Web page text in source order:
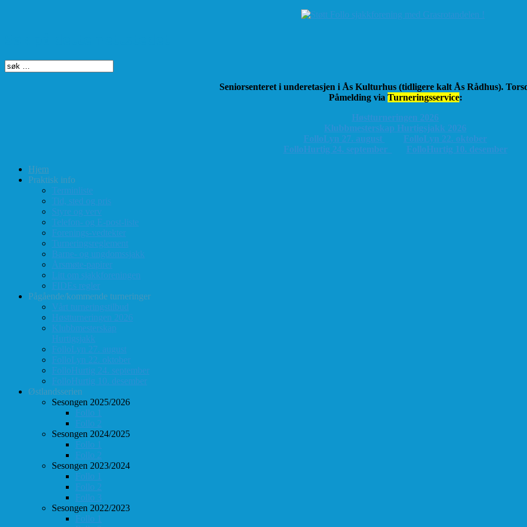
Seniorsenteret i underetasjen i Ås Kulturhus (tidligere kalt Ås Rådhus).
Påmelding via Turneringsservice:
Høstturneringen 2026
Klubbmesterskap Hurtigsjakk 2026
FolloLyn 27. august
FolloLyn 22. oktober
FolloHurtig 24. september
FolloHurtig 10. desember
Hjem
Praktisk info
Terminliste
Tid, sted og pris
Styre og verv
Telefon- og E-post-liste
Forenings-vedtekter
Turneringsreglement
Barne- og ungdomssjakk
Årsmøte-papirer
Litt om sjakkforeningen
FIDEs regler
Pågående/kommende turneringer
Vårt turneringstilbud
Høstturneringen 2026
Klubbmesterskap
Hurtigsjakk
FolloLyn 27. august
FolloLyn 22. oktober
FolloHurtig 24. september
FolloHurtig 10. desember
Østlandsserien
Sesongen 2025/2026
Follo 1
Follo 2
Sesongen 2024/2025
Follo 1
Follo 2
Sesongen 2023/2024
Follo 1
Follo 2
Follo 3
Sesongen 2022/2023
Follo 1